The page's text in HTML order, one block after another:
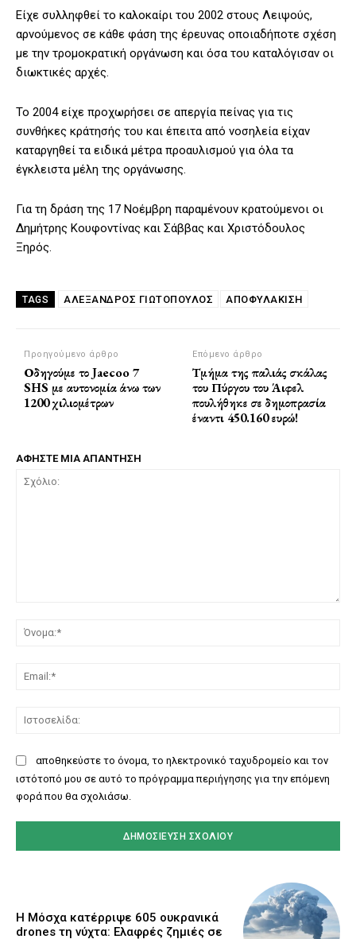
Είχε συλληφθεί το καλοκαίρι του 2002 στους Λειψούς,
αρνούμενος σε κάθε φάση της έρευνας οποιαδήποτε σχέση
με την τρομοκρατική οργάνωση και όσα του καταλόγισαν οι
διωκτικές αρχές.
Το 2004 είχε προχωρήσει σε απεργία πείνας για τις
συνθήκες κράτησής του και έπειτα από νοσηλεία είχαν
καταργηθεί τα ειδικά μέτρα προαυλισμού για όλα τα
έγκλειστα μέλη της οργάνωσης.
Για τη δράση της 17 Νοέμβρη παραμένουν κρατούμενοι οι
Δημήτρης Κουφοντίνας και Σάββας και Χριστόδουλος
Ξηρός.
TAGS ΑΛΈΞΑΝΔΡΟΣ ΓΙΩΤΌΠΟΥΛΟΣ ΑΠΟΦΥΛΆΚΙΣΗ
Προηγούμενο άρθρο
Οδηγούμε το Jaecoo 7
SHS με αυτονομία άνω των
1200 χιλιομέτρων
Επόμενο άρθρο
Τμήμα της παλιάς σκάλας
του Πύργου του Άιφελ
πουλήθηκε σε δημοπρασία
έναντι 450.160 ευρώ!
ΑΦΗΣΤΕ ΜΙΑ ΑΠΑΝΤΗΣΗ
αποθηκεύστε το όνομα, το ηλεκτρονικό ταχυδρομείο και τον
ιστότοπό μου σε αυτό το πρόγραμμα περιήγησης για την επόμενη
φορά που θα σχολιάσω.
Η Μόσχα κατέρριψε 605 ουκρανικά
drones τη νύχτα: Ελαφρές ζημιές σε